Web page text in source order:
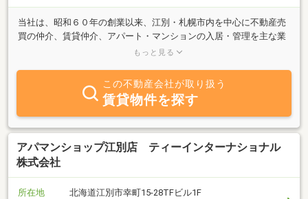
当社は、昭和６０年の創業以来、江別・札幌市内を中心に不動産売
買の仲介、賃貸仲介、アパート・マンションの入居・管理を主な業
務として行っております。その他、不動産に関するご相談やご質問
に従業員一同、皆様のご来店を心よりお待ちいたしております。
もっと見る
この不動産会社が取り扱う
賃貸物件を探す
アパマンショップ江別店 ティーインターナショナル
株式会社
所在地
北海道江別市幸町15-28TFビル1F